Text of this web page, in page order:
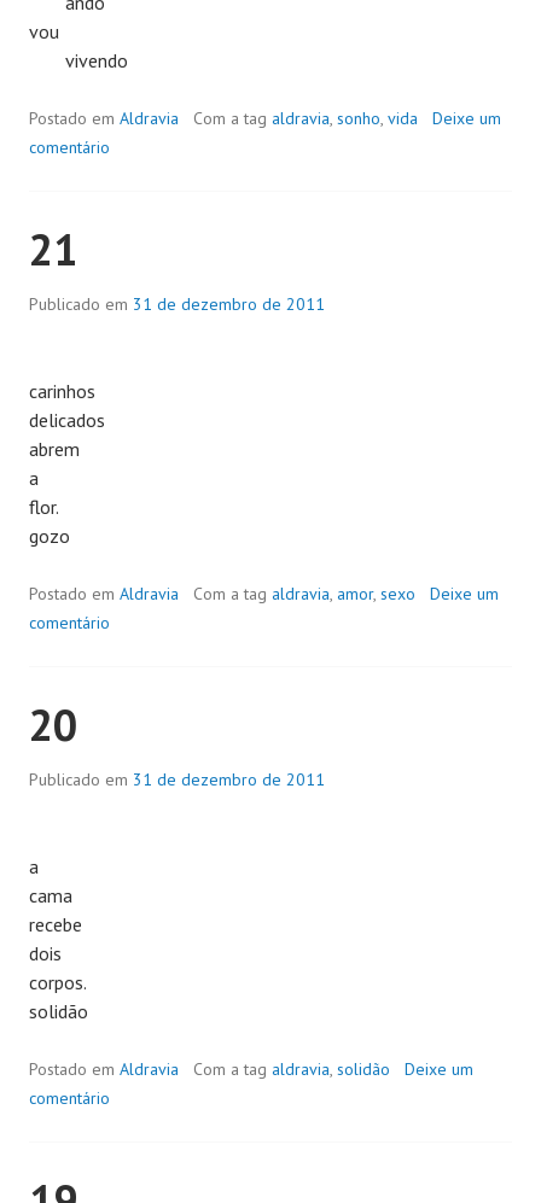
vou
vivendo
Postado em Aldravia Com a tag aldravia, sonho, vida
Deixe um
comentário
21
Publicado em 31 de dezembro de 2011
carinhos
delicados
abrem
a
flor.
gozo
Postado em Aldravia Com a tag aldravia, amor, sexo
Deixe um
comentário
20
Publicado em 31 de dezembro de 2011
a
cama
recebe
dois
corpos.
solidão
Postado em Aldravia Com a tag aldravia, solidão
Deixe um
comentário